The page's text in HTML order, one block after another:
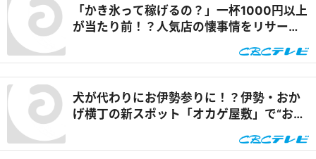
「かき氷って稼げるの？」一杯1000円以上
が当たり前！？人気店の懐事情をリサーチ
犬が代わりにお伊勢参りに！？伊勢・おか
げ横丁の新スポット「オカゲ屋敷」で“おか